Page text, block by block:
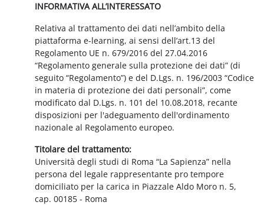
INFORMATIVA ALL’INTERESSATO
Relativa al trattamento dei dati nell’ambito della
piattaforma e-learning, ai sensi dell’art.13 del
Regolamento UE n. 679/2016 del 27.04.2016
“Regolamento generale sulla protezione dei dati” (di
seguito “Regolamento”) e del D.Lgs. n. 196/2003 “Codice
in materia di protezione dei dati personali”, come
modificato dal D.Lgs. n. 101 del 10.08.2018, recante
disposizioni per l'adeguamento dell'ordinamento
nazionale al Regolamento europeo.
Titolare del trattamento:
Università degli studi di Roma “La Sapienza” nella
persona del legale rappresentante pro tempore
domiciliato per la carica in Piazzale Aldo Moro n. 5,
cap. 00185 - Roma